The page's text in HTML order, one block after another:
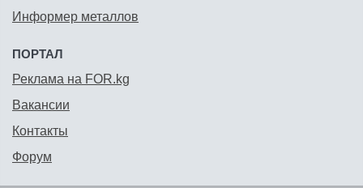
Информер металлов
ПОРТАЛ
Реклама на FOR.kg
Вакансии
Контакты
Форум